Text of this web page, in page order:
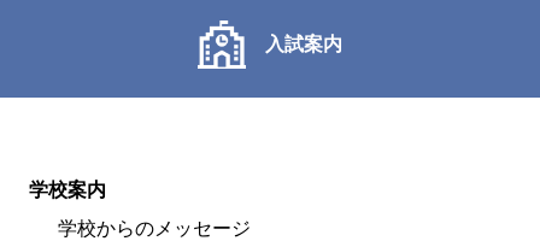
入試案内
学校案内
学校からのメッセージ